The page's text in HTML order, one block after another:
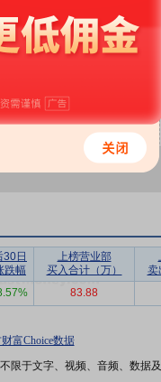
30日
跌幅
上榜营业部
买入合计（万）
卖
83.88
富Choice数据
于文字、视频、音频、数